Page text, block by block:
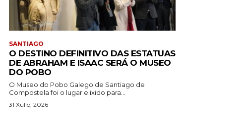
SANTIAGO
O DESTINO DEFINITIVO DAS ESTATUAS
DE ABRAHAM E ISAAC SERÁ O MUSEO
DO POBO
O Museo do Pobo Galego de Santiago de
Compostela foi o lugar elixido para...
31 Xullo, 2026